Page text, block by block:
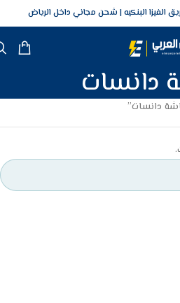
شحن مجاني داخل الرياض
دانسات
دانسات”